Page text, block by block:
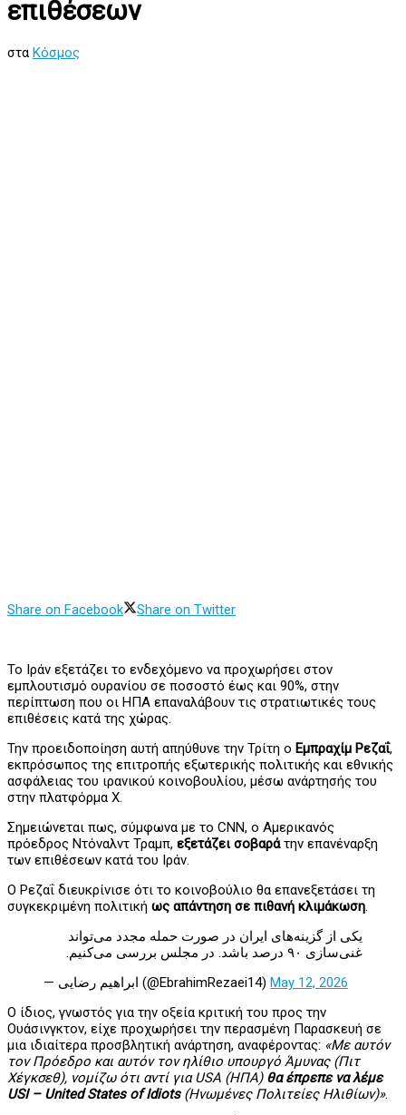
επιθέσεων
στα Κόσμος
Share on Facebook Share on Twitter
Το Ιράν εξετάζει το ενδεχόμενο να προχωρήσει στον
εμπλουτισμό ουρανίου σε ποσοστό έως και 90%, στην
περίπτωση που οι ΗΠΑ επαναλάβουν τις στρατιωτικές τους
επιθέσεις κατά της χώρας.
Την προειδοποίηση αυτή απηύθυνε την Τρίτη ο Εμπραχίμ Ρεζαΐ,
εκπρόσωπος της επιτροπής εξωτερικής πολιτικής και εθνικής
ασφάλειας του ιρανικού κοινοβουλίου, μέσω ανάρτησής του
στην πλατφόρμα X.
Σημειώνεται πως, σύμφωνα με το CNN, ο Αμερικανός
πρόεδρος Ντόναλντ Τραμπ, εξετάζει σοβαράτην επανέναρξη
των επιθέσεων κατά του Ιράν.
Ο Ρεζαΐ διευκρίνισε ότι το κοινοβούλιο θα επανεξετάσει τη
συγκεκριμένη πολιτική ως απάντηση σε πιθανή κλιμάκωση.
یکی از گزینه‌های ایران در صورت حمله مجدد می‌تواند
غنی‌سازی ۹۰ درصد باشد. در مجلس بررسی می‌کنیم.
— ابراهیم رضایی (@EbrahimRezaei14) May 12, 2026
Ο ίδιος, γνωστός για την οξεία κριτική του προς την
Ουάσινγκτον, είχε προχωρήσει την περασμένη Παρασκευή σε
μια ιδιαίτερα προσβλητική ανάρτηση, αναφέροντας: «Με αυτόν
τον Πρόεδρο και αυτόν τον ηλίθιο υπουργό Άμυνας (Πιτ
Χέγκσεθ), νομίζω ότι αντί για USA (ΗΠΑ) θα έπρεπε να λέμε
USI – United States of Idiots(Ηνωμένες Πολιτείες Ηλιθίων)».